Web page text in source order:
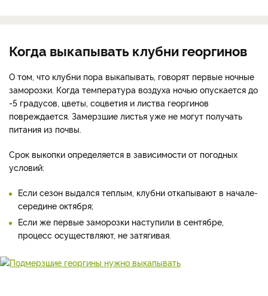
Когда выкапывать клубни георгинов
О том, что клубни пора выкапывать, говорят первые ночные
заморозки. Когда температура воздуха ночью опускается до
-5 градусов, цветы, соцветия и листва георгинов
повреждается. Замерзшие листья уже не могут получать
питания из почвы.
Срок выкопки определяется в зависимости от погодных
условий:
Если сезон выдался теплым, клубни откапывают в начале-
середине октября;
Если же первые заморозки наступили в сентябре,
процесс осуществляют, не затягивая.